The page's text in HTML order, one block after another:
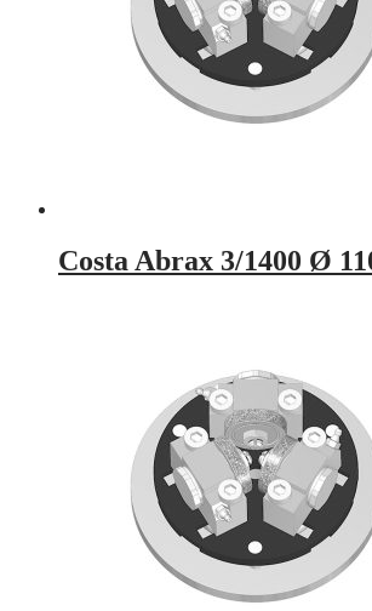
Costa Abrax 3/1400 Ø